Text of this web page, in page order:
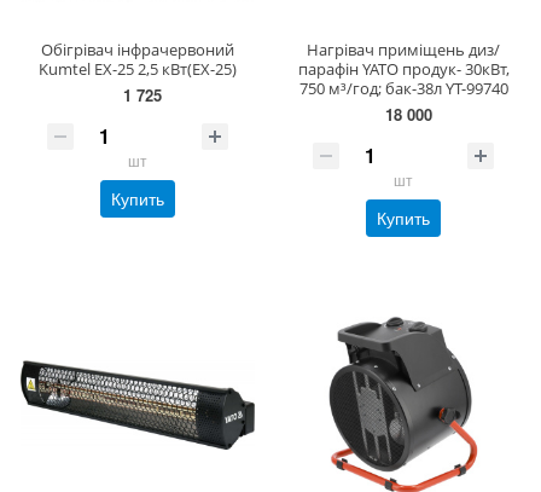
Обігрівач інфрачервоний
Kumtel EX-25 2,5 кВт(EX-25)
1 725
шт
Купить
Нагрівач приміщень диз/
парафін YATO продук- 30кВт,
750 м³/год; бак-38л YT-99740
18 000
шт
Купить